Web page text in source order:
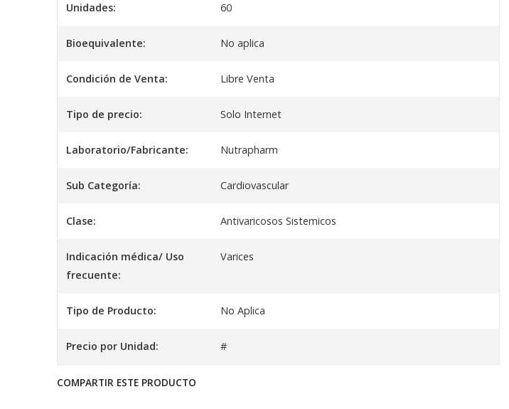
Unidades: 60
Bioequivalente: No aplica
Condición de Venta: Libre Venta
Tipo de precio: Solo Internet
Laboratorio/Fabricante: Nutrapharm
Sub Categoría: Cardiovascular
Clase: Antivaricosos Sistemicos
Indicación médica/ Uso
frecuente:
Varices
Tipo de Producto: No Aplica
Precio por Unidad: #
COMPARTIR ESTE PRODUCTO